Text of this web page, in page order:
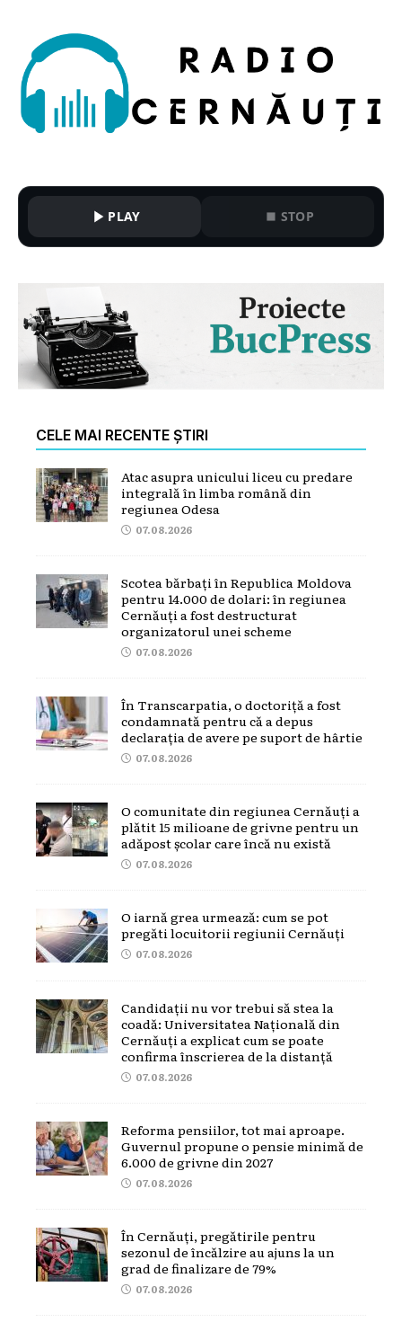
PLAY STOP
CELE MAI RECENTE ȘTIRI
Atac asupra unicului liceu cu predare
integrală în limba română din
regiunea Odesa
07.08.2026
Scotea bărbați în Republica Moldova
pentru 14.000 de dolari: în regiunea
Cernăuți a fost destructurat
organizatorul unei scheme
07.08.2026
În Transcarpatia, o doctoriță a fost
condamnată pentru că a depus
declarația de avere pe suport de hârtie
07.08.2026
O comunitate din regiunea Cernăuți a
plătit 15 milioane de grivne pentru un
adăpost școlar care încă nu există
07.08.2026
O iarnă grea urmează: cum se pot
pregăti locuitorii regiunii Cernăuți
07.08.2026
Candidații nu vor trebui să stea la
coadă: Universitatea Națională din
Cernăuți a explicat cum se poate
confirma înscrierea de la distanță
07.08.2026
Reforma pensiilor, tot mai aproape.
Guvernul propune o pensie minimă de
6.000 de grivne din 2027
07.08.2026
În Cernăuți, pregătirile pentru
sezonul de încălzire au ajuns la un
grad de finalizare de 79%
07.08.2026